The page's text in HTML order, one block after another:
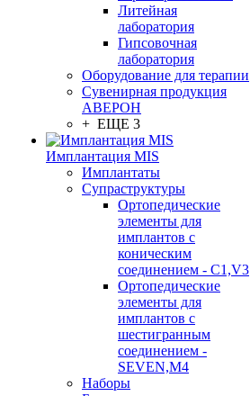
Литейная
лаборатория
Гипсовочная
лаборатория
Оборудование для терапии
Сувенирная продукция
АВЕРОН
+ ЕЩЕ 3
Имплантация MIS
Имплантаты
Супраструктуры
Ортопедические
элементы для
имплантов с
коническим
соединением - C1,V3
Ортопедические
элементы для
имплантов с
шестигранным
соединением -
SEVEN,M4
Наборы